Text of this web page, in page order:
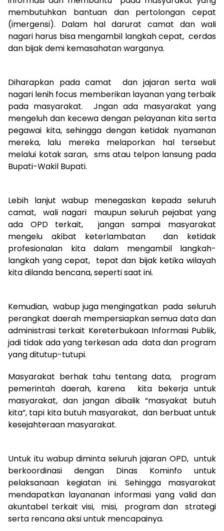
membutuhkan bantuan dan pertolongan cepat
(imergensi). Dalam hal darurat camat dan wali
nagari harus bisa mengambil langkah cepat, cerdas
dan bijak demi kemasahatan warganya.
Diharapkan pada camat dan jajaran serta wali
nagari lenih focus memberikan layanan yang terbaik
pada masyarakat. Jngan ada masyarakat yang
mengeluh dan kecewa dengan pelayanan kita serta
pegawai kita, sehingga dengan ketidak nyamanan
mereka, lalu mereka melaporkan hal tersebut
melalui kotak saran, sms atau telpon lansung pada
Bupati-Wakil Bupati.
Lebih lanjut wabup menegaskan kepada seluruh
camat, wali nagari maupun seluruh pejabat yang
ada OPD terkait, jangan sampai masyarakat
mengelu akibat keterlambatan dan ketidak
profesionalan kita dalam mengambil langkah-
langkah yang cepat, tepat dan bijak ketika wilayah
kita dilanda bencana, seperti saat ini.
Kemudian, wabup juga mengingatkan pada seluruh
perangkat daerah mempersiapkan semua data dan
administrasi terkait Kereterbukaan Informasi Publik,
jadi tidak ada yang terkesan ada data dan program
yang ditutup-tutupi.
Masyarakat berhak tahu tentang data, program
pemerintah daerah, karena kita bekerja untuk
masyarakat, dan jangan dibalik “masyakat butuh
kita”, tapi kita butuh masyarakat, dan berbuat untuk
kesejahteraan masyarakat.
Untuk itu wabup diminta seluruh jajaran OPD, untuk
berkoordinasi dengan Dinas Kominfo untuk
pelaksanaan kegiatan ini. Sehingga masyarakat
mendapatkan layananan informasi yang valid dan
akuntabel terkait visi, misi, program dan strategi
serta rencana aksi untuk mencapainya.